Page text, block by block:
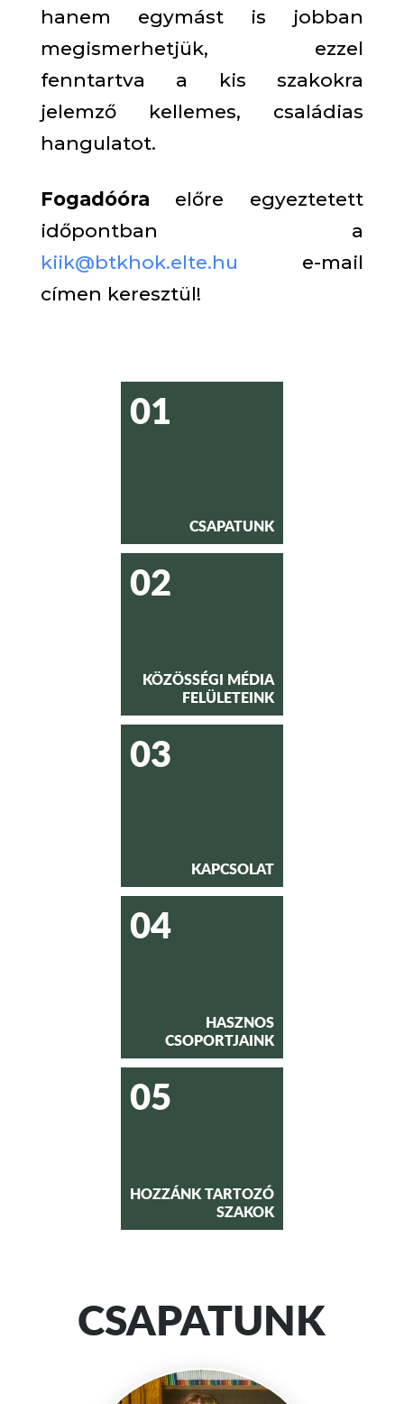
hanem egymást is jobban
megismerhetjük, ezzel
fenntartva a kis szakokra
jelemző kellemes, családias
hangulatot.
Fogadóóra előre egyeztetett
időpontban a
kiik@btkhok.elte.hu e-mail
címen keresztül!
01
CSAPATUNK
02
KÖZÖSSÉGI MÉDIA
FELÜLETEINK
03
KAPCSOLAT
04
HASZNOS
CSOPORTJAINK
05
HOZZÁNK TARTOZÓ
SZAKOK
CSAPATUNK